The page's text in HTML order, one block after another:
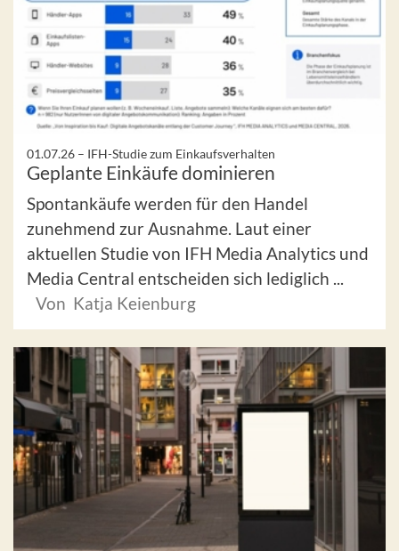
01.07.26 – IFH-Studie zum Einkaufsverhalten
Geplante Einkäufe dominieren
Spontankäufe werden für den Handel
zunehmend zur Ausnahme. Laut einer
aktuellen Studie von IFH Media Analytics und
Media Central entscheiden sich lediglich ...
Von Katja Keienburg